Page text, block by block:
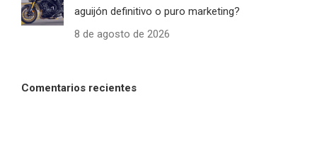
aguijón definitivo o puro marketing?
8 de agosto de 2026
Comentarios recientes